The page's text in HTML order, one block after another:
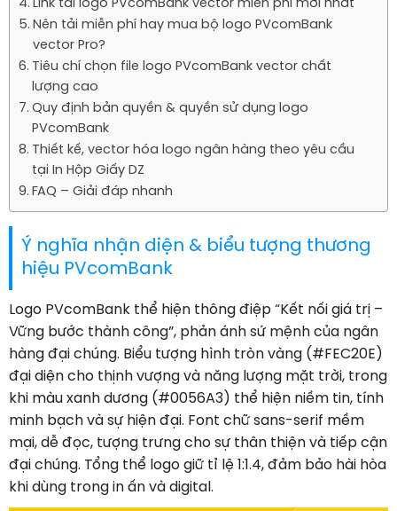
Link tải logo PVcomBank vector miễn phí mới nhất
Nên tải miễn phí hay mua bộ logo PVcomBank
vector Pro?
Tiêu chí chọn file logo PVcomBank vector chất
lượng cao
Quy định bản quyền & quyền sử dụng logo
PVcomBank
Thiết kế, vector hóa logo ngân hàng theo yêu cầu
tại In Hộp Giấy DZ
FAQ – Giải đáp nhanh
Ý nghĩa nhận diện & biểu tượng thương
hiệu PVcomBank
Logo PVcomBank thể hiện thông điệp “Kết nối giá trị –
Vững bước thành công”, phản ánh sứ mệnh của ngân
hàng đại chúng. Biểu tượng hình tròn vàng (#FEC20E)
đại diện cho thịnh vượng và năng lượng mặt trời, trong
khi màu xanh dương (#0056A3) thể hiện niềm tin, tính
minh bạch và sự hiện đại. Font chữ sans-serif mềm
mại, dễ đọc, tượng trưng cho sự thân thiện và tiếp cận
đại chúng. Tổng thể logo giữ tỉ lệ 1:1.4, đảm bảo hài hòa
khi dùng trong in ấn và digital.